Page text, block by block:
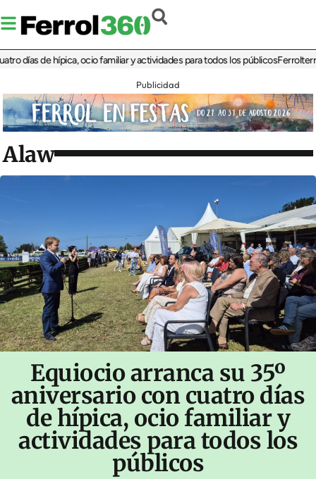
de hípica, ocio familiar y actividades para todos los públicosFerrolterra
Publicidad
Alaw
Equiocio arranca su 35º
aniversario con cuatro días
de hípica, ocio familiar y
actividades para todos los
públicos